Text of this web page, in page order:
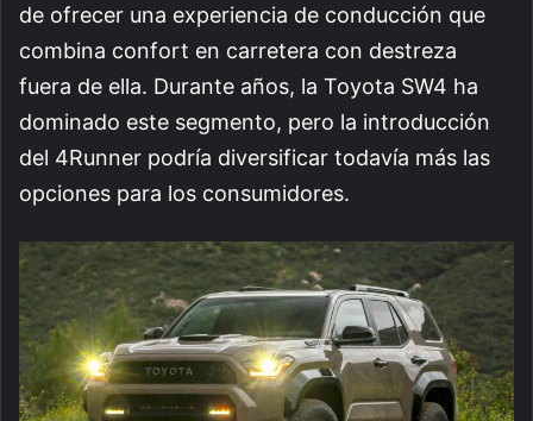
de ofrecer una experiencia de conducción que
combina confort en carretera con destreza
fuera de ella. Durante años, la Toyota SW4 ha
dominado este segmento, pero la introducción
del 4Runner podría diversificar todavía más las
opciones para los consumidores.